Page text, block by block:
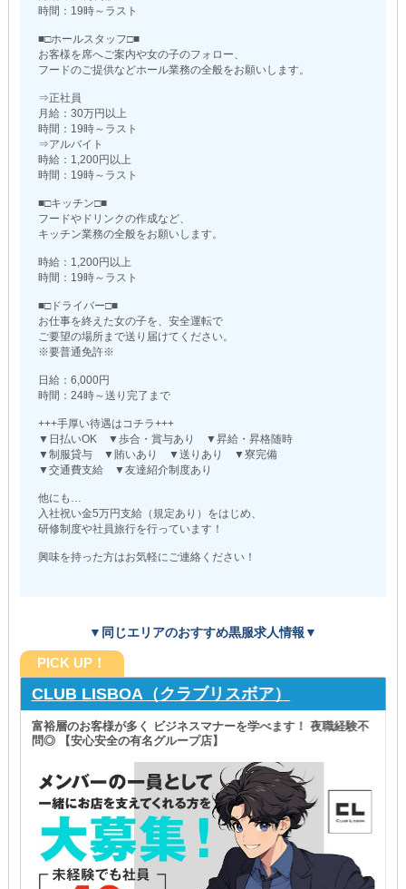
時間：19時～ラスト
■□ホールスタッフ□■
お客様を席へご案内や女の子のフォロー、
フードのご提供などホール業務の全般をお願いします。
⇒正社員
月給：30万円以上
時間：19時～ラスト
⇒アルバイト
時給：1,200円以上
時間：19時～ラスト
■□キッチン□■
フードやドリンクの作成など、
キッチン業務の全般をお願いします。
時給：1,200円以上
時間：19時～ラスト
■□ドライバー□■
お仕事を終えた女の子を、安全運転で
ご要望の場所まで送り届けてください。
※要普通免許※
日給：6,000円
時間：24時～送り完了まで
+++手厚い待遇はコチラ+++
▼日払いOK ▼歩合・賞与あり ▼昇給・昇格随時
▼制服貸与 ▼賄いあり ▼送りあり ▼寮完備
▼交通費支給 ▼友達紹介制度あり
他にも…
入社祝い金5万円支給（規定あり）をはじめ、
研修制度や社員旅行を行っています！
興味を持った方はお気軽にご連絡ください！
▼同じエリアのおすすめ黒服求人情報▼
PICK UP！
CLUB LISBOA（クラブリスボア）
富裕層のお客様が多く ビジネスマナーを学べます！ 夜職経験不
問◎ 【安心安全の有名グループ店】